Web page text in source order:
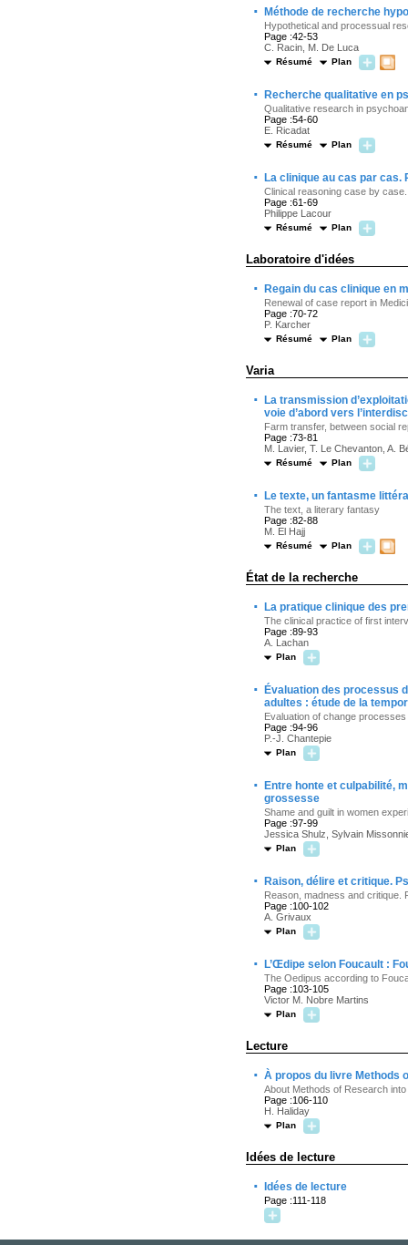
· Méthode de recherche
Hypothetical and processual
Page :42-53
C. Racin, M. De Luca
Résumé Plan
· Recherche qualitative en
Qualitative research in
Page :54-60
E. Ricadat
Résumé Plan
· La clinique au cas par cas.
Clinical reasoning case by
Page :61-69
Philippe Lacour
Résumé Plan
Laboratoire d'idées
· Regain du cas clinique en
Renewal of case report in
Page :70-72
P. Karcher
Résumé Plan
Varia
·
La transmission
voie d’abord vers
Farm transfer, between social
Page :73-81
M. Lavier, T. Le Chevanton, A.
Résumé Plan
· Le texte, un fantasme
The text, a literary fantasy
Page :82-88
M. El Hajj
Résumé Plan
État de la recherche
· La pratique clinique des
The clinical practice of first
Page :89-93
A. Lachan
Plan
·
Évaluation des processus
adultes : étude de la
Evaluation of change
Page :94-96
P.-J. Chantepie
Plan
·
Entre honte et culpabilité,
grossesse
Shame and guilt in women
Page :97-99
Jessica Shulz, Sylvain
Plan
· Raison, délire et critique.
Reason, madness and critique.
Page :100-102
A. Grivaux
Plan
· L’Œdipe selon Foucault :
The Oedipus according to
Page :103-105
Victor M. Nobre Martins
Plan
Lecture
· À propos du livre Methods
About Methods of Research
Page :106-110
H. Haliday
Plan
Idées de lecture
· Idées de lecture
Page :111-118